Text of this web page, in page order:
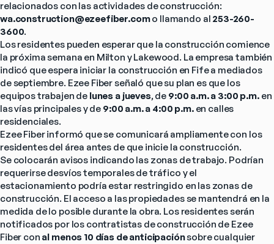
wa.construction@ezeefiber.com o llamando al 253-260-
3600.
Los residentes pueden esperar que la construcción comience
la próxima semana en Milton y Lakewood. La empresa también
indicó que espera iniciar la construcción en Fife a mediados
de septiembre. Ezee Fiber señaló que su plan es que los
equipos trabajen de lunes a jueves, de 9:00 a.m. a 3:00 p.m. en
las vías principales y de 9:00 a.m. a 4:00 p.m. en calles
residenciales.
Ezee Fiber informó que se comunicará ampliamente con los
residentes del área antes de que inicie la construcción.
Se colocarán avisos indicando las zonas de trabajo. Podrían
requerirse desvíos temporales de tráfico y el
estacionamiento podría estar restringido en las zonas de
construcción. El acceso a las propiedades se mantendrá en la
medida de lo posible durante la obra. Los residentes serán
notificados por los contratistas de construcción de Ezee
Fiber con al menos 10 días de anticipación sobre cualquier